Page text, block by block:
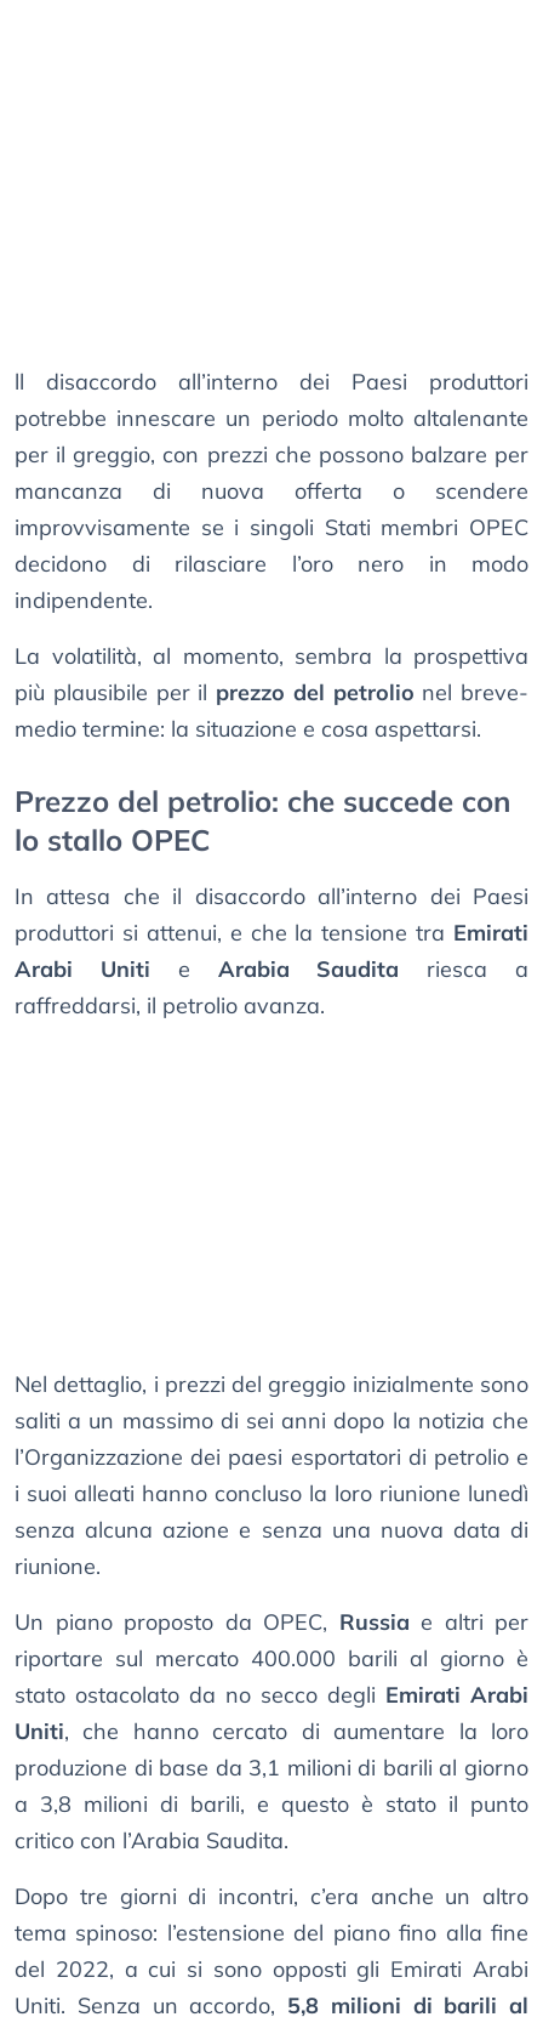
ll disaccordo all’interno dei Paesi produttori
potrebbe innescare un periodo molto altalenante
per il greggio, con prezzi che possono balzare per
mancanza di nuova offerta o scendere
improvvisamente se i singoli Stati membri OPEC
decidono di rilasciare l’oro nero in modo
indipendente.
La volatilità, al momento, sembra la prospettiva
più plausibile per il prezzo del petrolio nel breve-
medio termine: la situazione e cosa aspettarsi.
Prezzo del petrolio: che succede con
lo stallo OPEC
In attesa che il disaccordo all’interno dei Paesi
produttori si attenui, e che la tensione tra Emirati
Arabi Uniti e Arabia Saudita riesca a
raffreddarsi, il petrolio avanza.
Nel dettaglio, i prezzi del greggio inizialmente sono
saliti a un massimo di sei anni dopo la notizia che
l’Organizzazione dei paesi esportatori di petrolio e
i suoi alleati hanno concluso la loro riunione lunedì
senza alcuna azione e senza una nuova data di
riunione.
Un piano proposto da OPEC, Russia e altri per
riportare sul mercato 400.000 barili al giorno è
stato ostacolato da no secco degli Emirati Arabi
Uniti, che hanno cercato di aumentare la loro
produzione di base da 3,1 milioni di barili al giorno
a 3,8 milioni di barili, e questo è stato il punto
critico con l’Arabia Saudita.
Dopo tre giorni di incontri, c’era anche un altro
tema spinoso: l’estensione del piano fino alla fine
del 2022, a cui si sono opposti gli Emirati Arabi
Uniti. Senza un accordo, 5,8 milioni di barili al